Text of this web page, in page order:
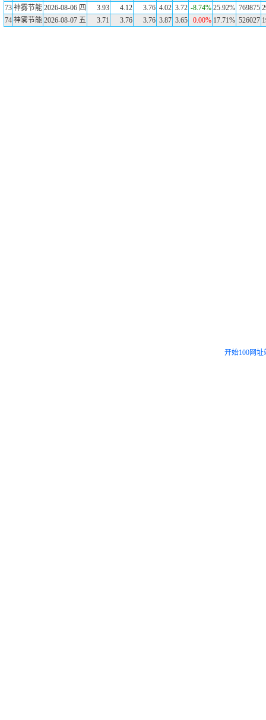
73 神雾节能 2026-08-06 四 3.93 4.12 3.76 4.02 3.72 -8.74% 25.92% 769875
74 神雾节能 2026-08-07 五 3.71 3.76 3.76 3.87 3.65 0.00% 17.71% 526027
开始100网址